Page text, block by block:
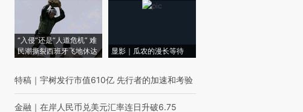
“入侵”还是“人道危机” 难
民潮撕裂西班牙飞地休达
显影｜瓜农的漫长等待
特稿 ｜ 宇树发行市值610亿 先行者的加速和考验
金融 ｜ 在岸人民币兑美元汇率连日升破6.75